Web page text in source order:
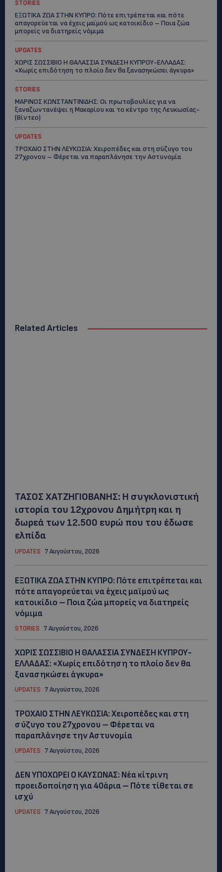
STORIES
ΕΞΩΤΙΚΑ ΖΩΑ ΣΤΗΝ ΚΥΠΡΟ: Πότε επιτρέπεται και πότε
απαγορεύεται να έχεις μαϊμού ως κατοικίδιο – Ποια ζώα
μπορείς να διατηρείς νόμιμα
UPDATES
ΧΩΡΙΣ ΣΩΣΣΙΒΙΟ Η ΘΑΛΑΣΣΙΑ ΣΥΝΔΕΣΗ ΚΥΠΡΟΥ-ΕΛΛΑΔΑΣ:
«Χωρίς επιδότηση το πλοίο δεν θα ξανασηκώσει άγκυρα»
STORIES
ΜΑΡΙΝΟΣ ΚΩΝΣΤΑΝΤΙΝΙΔΗΣ: Οι πρωτοβουλίες για να
ξαναζωντανέψει η Μακαρίου και το κέντρο της Λευκωσίας-
(Βίντεο)
UPDATES
ΤΡΟΧΑΙΟ ΣΤΗΝ ΛΕΥΚΩΣΙΑ: Χειροπέδες και στη σύζυγο του
27χρονου – Φέρεται να παραπλάνησε την Αστυνομία
Related Articles
ΤΑΣΟΣ ΧΑΤΖΗΓΙΟΒΑΝΗΣ: Η συγκλονιστική
ιστορία του 12χρονου Δημήτρη και η
δωρεά των 12.500 ευρώ που του έδωσε
ελπίδα
UPDATES 7 Αυγούστου, 2026
ΕΞΩΤΙΚΑ ΖΩΑ ΣΤΗΝ ΚΥΠΡΟ: Πότε επιτρέπεται και
πότε απαγορεύεται να έχεις μαϊμού ως
κατοικίδιο – Ποια ζώα μπορείς να διατηρείς
νόμιμα
STORIES 7 Αυγούστου, 2026
ΧΩΡΙΣ ΣΩΣΣΙΒΙΟ Η ΘΑΛΑΣΣΙΑ ΣΥΝΔΕΣΗ ΚΥΠΡΟΥ-
ΕΛΛΑΔΑΣ: «Χωρίς επιδότηση το πλοίο δεν θα
ξανασηκώσει άγκυρα»
UPDATES 7 Αυγούστου, 2026
ΤΡΟΧΑΙΟ ΣΤΗΝ ΛΕΥΚΩΣΙΑ: Χειροπέδες και στη
σύζυγο του 27χρονου – Φέρεται να
παραπλάνησε την Αστυνομία
UPDATES 7 Αυγούστου, 2026
ΔΕΝ ΥΠΟΧΩΡΕΙ Ο ΚΑΥΣΩΝΑΣ: Νέα κίτρινη
προειδοποίηση για 40άρια – Πότε τίθεται σε
ισχύ
UPDATES 7 Αυγούστου, 2026